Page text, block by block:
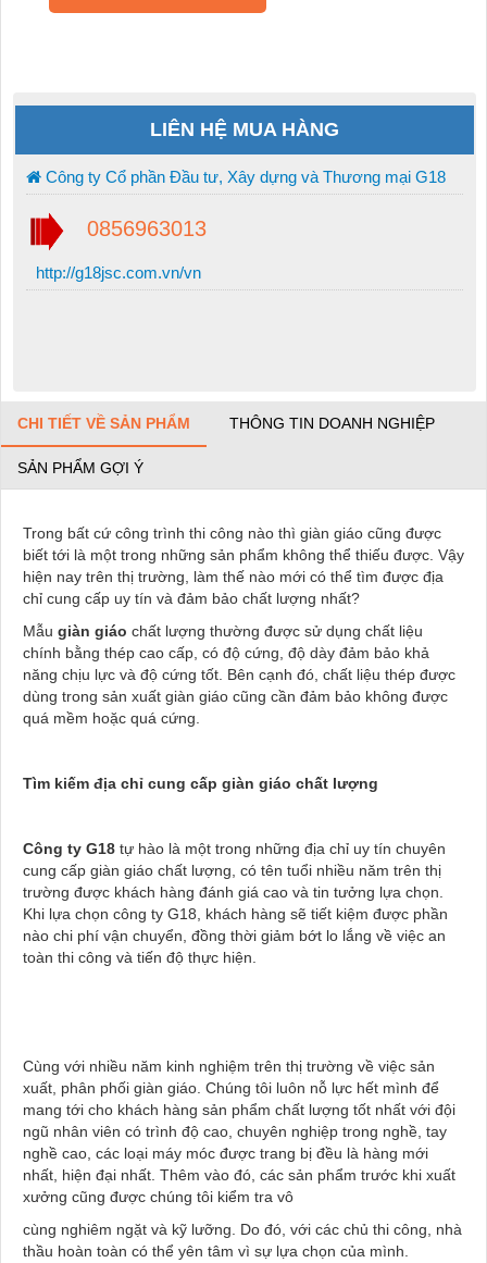
LIÊN HỆ MUA HÀNG
Công ty Cổ phần Đầu tư, Xây dựng và Thương mại G18
0856963013
http://g18jsc.com.vn/vn
CHI TIẾT VỀ SẢN PHẨM THÔNG TIN DOANH NGHIỆP
SẢN PHẨM GỢI Ý
Trong bất cứ công trình thi công nào thì giàn giáo cũng được
biết tới là một trong những sản phẩm không thể thiếu được. Vậy
hiện nay trên thị trường, làm thế nào mới có thể tìm được địa
chỉ cung cấp uy tín và đảm bảo chất lượng nhất?
Mẫu giàn giáo chất lượng thường được sử dụng chất liệu
chính bằng thép cao cấp, có độ cứng, độ dày đảm bảo khả
năng chịu lực và độ cứng tốt. Bên cạnh đó, chất liệu thép được
dùng trong sản xuất giàn giáo cũng cần đảm bảo không được
quá mềm hoặc quá cứng.
Tìm kiếm địa chỉ cung cấp giàn giáo chất lượng
Công ty G18 tự hào là một trong những địa chỉ uy tín chuyên
cung cấp giàn giáo chất lượng, có tên tuổi nhiều năm trên thị
trường được khách hàng đánh giá cao và tin tưởng lựa chọn.
Khi lựa chọn công ty G18, khách hàng sẽ tiết kiệm được phần
nào chi phí vận chuyển, đồng thời giảm bớt lo lắng về việc an
toàn thi công và tiến độ thực hiện.
Cùng với nhiều năm kinh nghiệm trên thị trường về việc sản
xuất, phân phối giàn giáo. Chúng tôi luôn nỗ lực hết mình để
mang tới cho khách hàng sản phẩm chất lượng tốt nhất với đội
ngũ nhân viên có trình độ cao, chuyên nghiệp trong nghề, tay
nghề cao, các loại máy móc được trang bị đều là hàng mới
nhất, hiện đại nhất. Thêm vào đó, các sản phẩm trước khi xuất
xưởng cũng được chúng tôi kiểm tra vô
cùng nghiêm ngặt và kỹ lưỡng. Do đó, với các chủ thi công, nhà
thầu hoàn toàn có thể yên tâm vì sự lựa chọn của mình.